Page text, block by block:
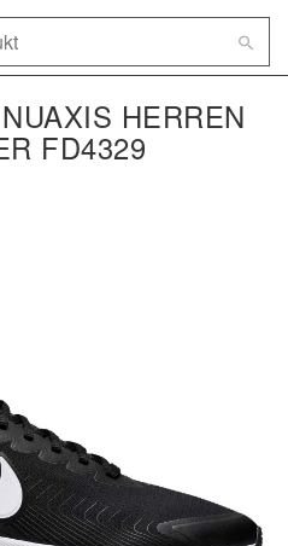
HERREN
FD4329